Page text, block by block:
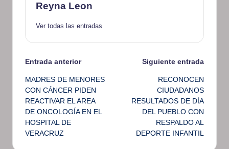
Reyna Leon
Ver todas las entradas
Navegación
de
entradas
Entrada anterior
MADRES DE MENORES
CON CÁNCER PIDEN
REACTIVAR EL AREA
DE ONCOLOGÍA EN EL
HOSPITAL DE
VERACRUZ
Siguiente entrada
RECONOCEN
CIUDADANOS
RESULTADOS DE DÍA
DEL PUEBLO CON
RESPALDO AL
DEPORTE INFANTIL